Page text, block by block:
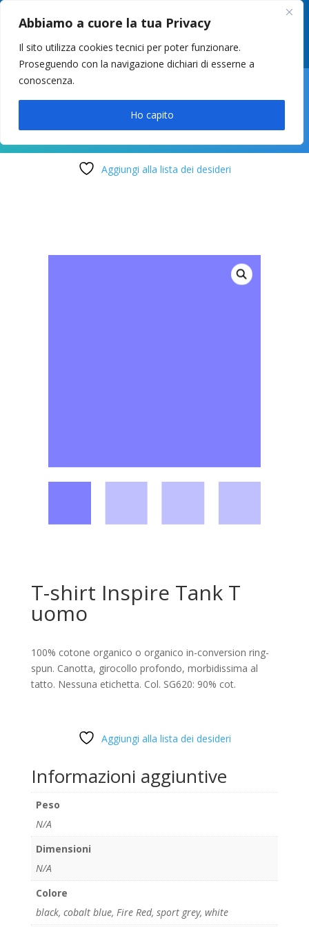
Abbiamo a cuore la tua Privacy
Il sito utilizza cookies tecnici per poter funzionare.
Proseguendo con la navigazione dichiari di esserne a
conoscenza.
Ho capito
049 8627946 –info@cstosetto.it
LUN-VEN 9-12 / 14:30-17
Aggiungi alla lista dei desideri
T-shirt Inspire Tank T
uomo
100% cotone organico o organico in-conversion ring-
spun. Canotta, girocollo profondo, morbidissima al
tatto. Nessuna etichetta. Col. SG620: 90% cot.
Aggiungi alla lista dei desideri
Informazioni aggiuntive
Peso
N/A
Dimensioni
N/A
Colore
black, cobalt blue, Fire Red, sport grey, white